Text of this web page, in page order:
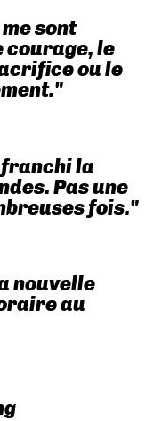
sont
courage, le
ou le
franchi la
Pas une
fois."
nouvelle
au